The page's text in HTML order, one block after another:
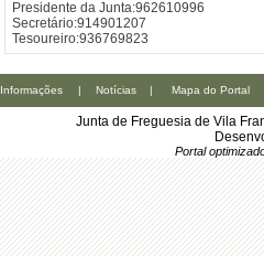
Presidente da Junta:962610996
Secretário:914901207
Tesoureiro:936769823
Informações | Notícias | Mapa do Portal
Junta de Freguesia de Vila
Portal